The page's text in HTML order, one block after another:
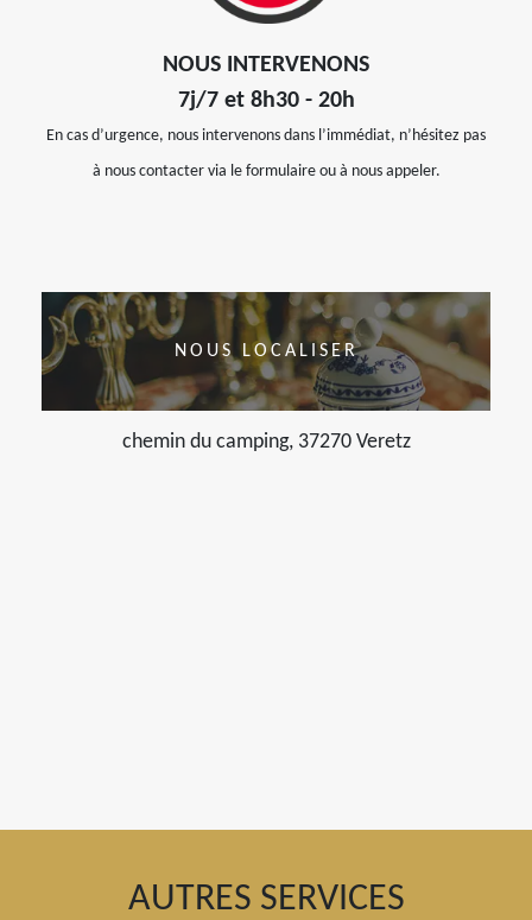
NOUS INTERVENONS
7j/7 et 8h30 - 20h
En cas d’urgence, nous intervenons dans l’immédiat, n’hésitez pas
à nous contacter via le formulaire ou à nous appeler.
NOUS LOCALISER
chemin du camping, 37270 Veretz
AUTRES SERVICES